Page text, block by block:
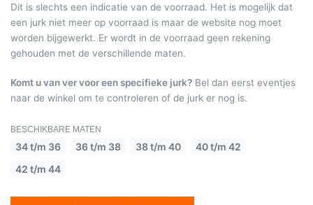
Dit is slechts een indicatie van de voorraad. Het is mogelijk dat
een jurk niet meer op voorraad is maar de website nog moet
worden bijgewerkt. Er wordt in de voorraad geen rekening
gehouden met de verschillende maten.
Komt u van ver voor een specifieke jurk? Bel dan eerst eventjes
naar de winkel om te controleren of de jurk er nog is.
BESCHIKBARE MATEN
34 t/m 36 36 t/m 38 38 t/m 40
40 t/m 42
42 t/m 44